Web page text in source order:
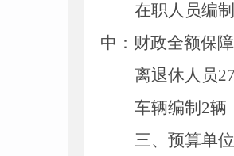
在职人员编
中：财政全额保
离退休人员
车辆编制2辆
三、预算单